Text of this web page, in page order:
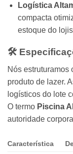
Logística
compacta
estoque do
🛠️
Nós estruturamos
produto de lazer.
logísticos do lote
O termo Piscina
autoridade
Característica